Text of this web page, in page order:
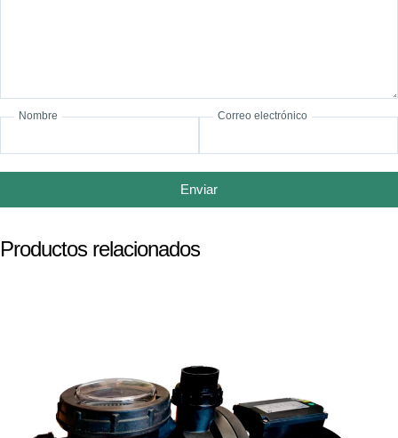
Nombre Correo electrónico
Enviar
Productos relacionados